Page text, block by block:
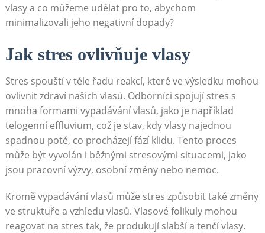
vlasy a co můžeme udělat pro to, abychom
minimalizovali ‌jeho negativní dopady?
Jak⁢ stres ovlivňuje vlasy
Stres spouští‍ v těle řadu reakcí, které​ ve výsledku mohou
ovlivnit zdraví našich ⁢vlasů. Odborníci spojují ‌stres s
mnoha ​formami⁢ vypadávání vlasů, jako⁤ je například
telogenní effluvium,‌ což je⁤ stav, kdy ⁤vlasy najednou
spadnou ⁢poté, co procházejí fází klidu. Tento proces
může být vyvolán ⁢i běžnými stresovými situacemi, jako
jsou pracovní​ výzvy, osobní změny nebo nemoc.
Kromě vypadávání ⁢vlasů může ⁣stres způsobit také změny
ve struktuře a vzhledu vlasů. Vlasové folikuly mohou
reagovat na stres tak, že produkují ⁢slabší a tenčí vlasy.